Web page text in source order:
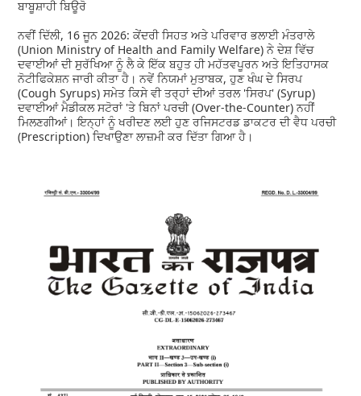
ਬਾਬੂਸ਼ਾਹੀ ਬਿਊਰੋ
ਨਵੀਂ ਦਿੱਲੀ, 16 ਜੂਨ 2026: ਕੇਂਦਰੀ ਸਿਹਤ ਅਤੇ ਪਰਿਵਾਰ ਭਲਾਈ ਮੰਤਰਾਲੇ
(Union Ministry of Health and Family Welfare) ਨੇ ਦੇਸ਼ ਵਿੱਚ
ਦਵਾਈਆਂ ਦੀ ਸੁਰੱਖਿਆ ਨੂੰ ਲੈ ਕੇ ਇੱਕ ਬਹੁਤ ਹੀ ਮਹੱਤਵਪੂਰਨ ਅਤੇ ਇਤਿਹਾਸਕ
ਨੋਟੀਫਿਕੇਸ਼ਨ ਜਾਰੀ ਕੀਤਾ ਹੈ। ਨਵੇਂ ਨਿਯਮਾਂ ਮੁਤਾਬਕ, ਹੁਣ ਖੰਘ ਦੇ ਸਿਰਪ
(Cough Syrups) ਸਮੇਤ ਕਿਸੇ ਵੀ ਤਰ੍ਹਾਂ ਦੀਆਂ ਤਰਲ 'ਸਿਰਪ' (Syrup)
ਦਵਾਈਆਂ ਮੈਡੀਕਲ ਸਟੋਰਾਂ 'ਤੇ ਬਿਨਾਂ ਪਰਚੀ (Over-the-Counter) ਨਹੀਂ
ਮਿਲਣਗੀਆਂ। ਇਨ੍ਹਾਂ ਨੂੰ ਖਰੀਦਣ ਲਈ ਹੁਣ ਰਜਿਸਟਰਡ ਡਾਕਟਰ ਦੀ ਵੈਧ ਪਰਚੀ
(Prescription) ਦਿਖਾਉਣਾ ਲਾਜ਼ਮੀ ਕਰ ਦਿੱਤਾ ਗਿਆ ਹੈ।